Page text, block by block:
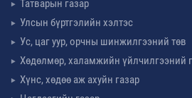
Татварын газар
Улсын бүртгэлийн хэлтэс
Ус, цаг уур, орчны шинжилгээний төв
Хөдөлмөр, халамжийн үйлчилгээний
Хүнс, хөдөө аж ахуйн газар